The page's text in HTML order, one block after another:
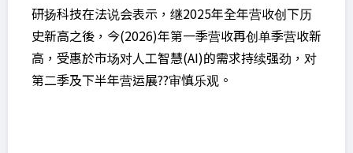
研扬科技在法说会表示，继2025年全年营收创下历
史新高之後，今(2026)年第一季营收再创单季营收新
高，受惠於市场对人工智慧(AI)的需求持续强劲，对
第二季及下半年营运展??审慎乐观。